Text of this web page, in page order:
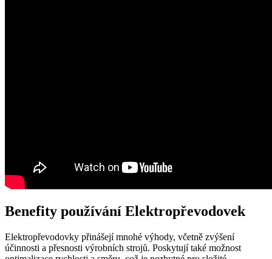
Benefity používání Elektropřevodovek
Elektropřevodovky přinášejí mnohé výhody, včetně zvýšení
účinnosti a přesnosti výrobních strojů. Poskytují také možnost